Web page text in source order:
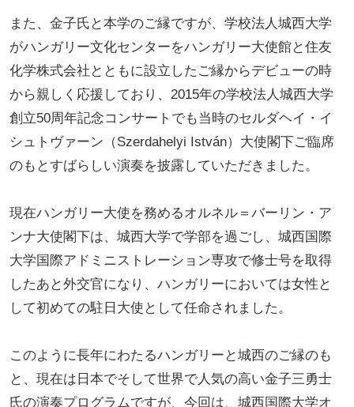
また、金子氏と本学のご縁ですが、学校法人城西大学
がハンガリー文化センターをハンガリー大使館と住友
化学株式会社とともに設立したご縁からデビューの時
から親しく応援しており、2015年の学校法人城西大学
創立50周年記念コンサートでも当時のセルダヘイ・イ
シュトヴァーン（Szerdahelyi István）大使閣下ご臨席
のもとすばらしい演奏を披露していただきました。
現在ハンガリー大使を務めるオルネル＝バーリン・ア
ンナ大使閣下は、城西大学で学部を過ごし、城西国際
大学国際アドミニストレーション専攻で修士号を取得
したあと外交官になり、ハンガリーにおいては女性と
して初めての駐日大使として任命されました。
このように長年にわたるハンガリーと城西のご縁のも
と、現在は日本でそして世界で人気の高い金子三勇士
氏の演奏プログラムですが、今回は、城西国際大学オ